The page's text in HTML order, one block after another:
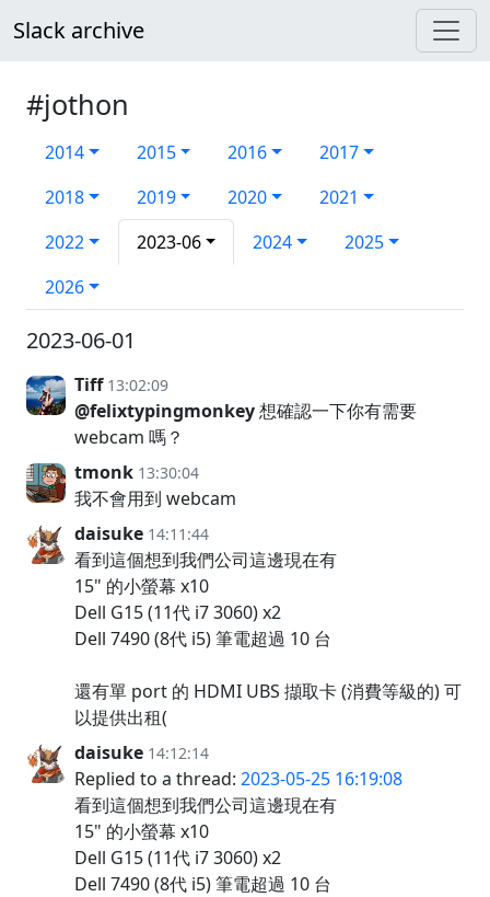
Slack archive
#jothon
2014 2015 2016
2017
2018
2019 2020
2021
2022
2023-06 2024
2025
2026
2023-06-01
Tiff 13:02:09
@felixtypingmonkey想確認一下你有需要
webcam 嗎？
tmonk 13:30:04
我不會用到 webcam
daisuke 14:11:44
看到這個想到我們公司這邊現在有
15" 的小螢幕 x10
Dell G15 (11代 i7 3060) x2
Dell 7490 (8代 i5) 筆電超過 10 台
還有單 port 的 HDMI UBS 擷取卡 (消費等級的) 可
以提供出租(
daisuke 14:12:14
Replied to a thread: 2023-05-25 16:19:08
看到這個想到我們公司這邊現在有
15" 的小螢幕 x10
Dell G15 (11代 i7 3060) x2
Dell 7490 (8代 i5) 筆電超過 10 台